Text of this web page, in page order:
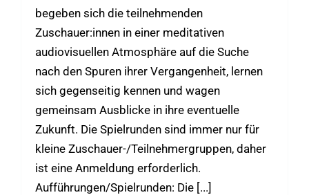
begeben sich die teilnehmenden
Zuschauer:innen in einer meditativen
audiovisuellen Atmosphäre auf die Suche
nach den Spuren ihrer Vergangenheit, lernen
sich gegenseitig kennen und wagen
gemeinsam Ausblicke in ihre eventuelle
Zukunft. Die Spielrunden sind immer nur für
kleine Zuschauer-/Teilnehmergruppen, daher
ist eine Anmeldung erforderlich.
Aufführungen/Spielrunden: Die [...]